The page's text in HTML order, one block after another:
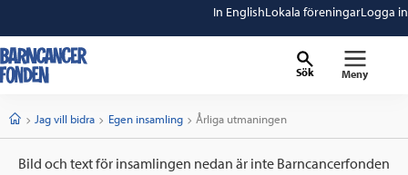
In EnglishLokala föreningarLogga in
Sök Meny
StartJag vill bidra Egen insamling Current:
Årliga utmaningen
Bild och text för insamlingen nedan är inte Barncancerfonden